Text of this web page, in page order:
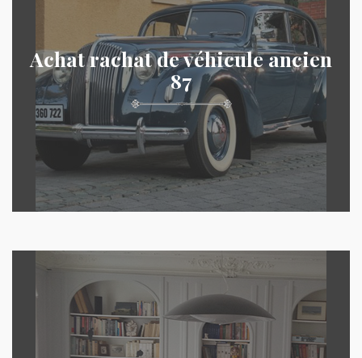
Achat rachat de véhicule ancien
87